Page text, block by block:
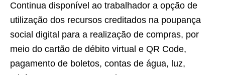
Continua disponível ao trabalhador a opção de
utilização dos recursos creditados na poupança
social digital para a realização de compras, por
meio do cartão de débito virtual e QR Code,
pagamento de boletos, contas de água, luz,